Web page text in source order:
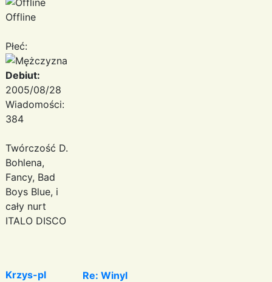
Offline
Płeć:
Debiut:
2005/08/28
Wiadomości:
384
Twórczość D.
Bohlena,
Fancy, Bad
Boys Blue, i
cały nurt
ITALO DISCO
Krzys-pl
Re: Winyl